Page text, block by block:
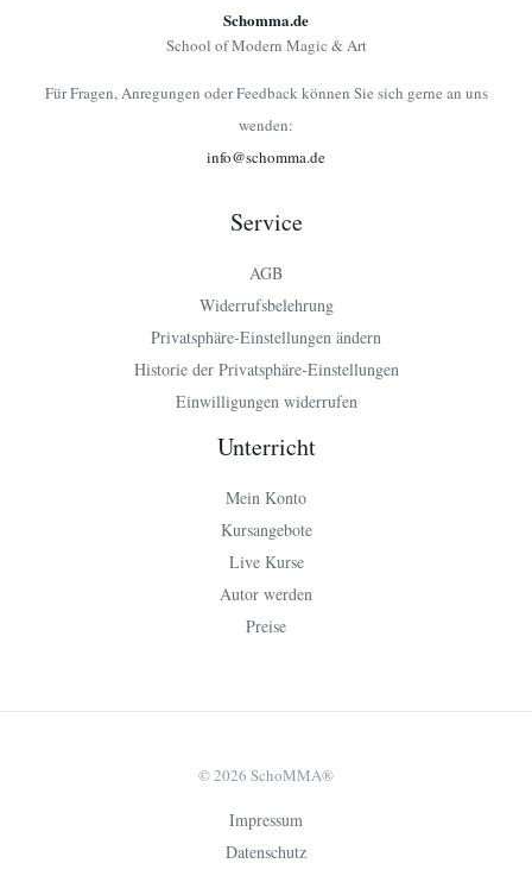
Schomma.de
School of Modern Magic & Art
Für Fragen, Anregungen oder Feedback können Sie sich gerne an uns
wenden:
info@schomma.de
Service
AGB
Widerrufsbelehrung
Privatsphäre-Einstellungen ändern
Historie der Privatsphäre-Einstellungen
Einwilligungen widerrufen
Unterricht
Mein Konto
Kursangebote
Live Kurse
Autor werden
Preise
© 2026 SchoMMA®
Impressum
Datenschutz